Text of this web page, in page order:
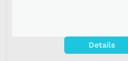
Details